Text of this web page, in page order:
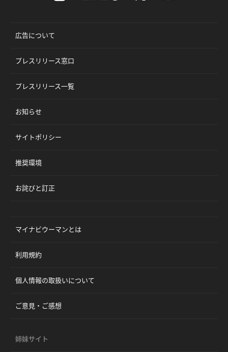
広告について
プレスリリース窓口
プレスリリース一覧
お知らせ
サイトポリシー
推奨環境
お詫びと訂正
マイナビウーマンとは
利用規約
個人情報の取扱いについて
ご意見・ご感想
姉妹サイト